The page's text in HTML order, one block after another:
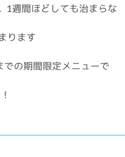
週間ほどしても治まらな
ります
の期間限定メニューで